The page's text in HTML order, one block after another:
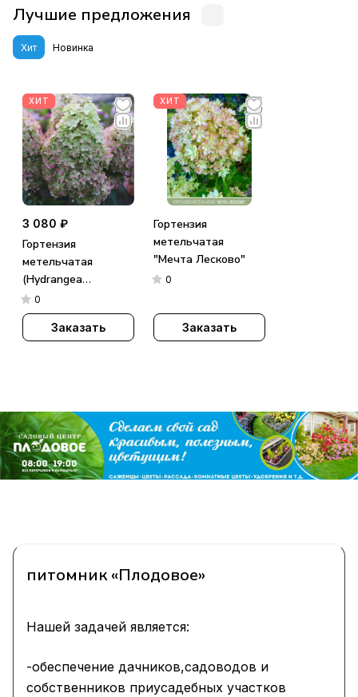
Лучшие предложения
Хит Новинка
ХИТ
3 080 ₽
Гортензия
метельчатая
(Hydrangea
paniculata)
«Metallica»
0
Заказать
ХИТ
Гортензия
метельчатая
"Мечта Лесково"
0
Заказать
питомник «Плодовое»
Нашей задачей является:
-обеспечение дачников,садоводов и
собственников приусадебных участков